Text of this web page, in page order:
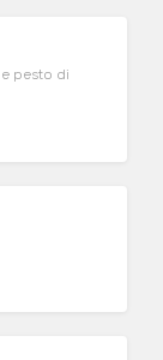
pesto di